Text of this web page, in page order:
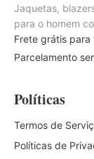
Jaquetas,
para o homem
Frete grátis para
Parcelamento
Políticas
Termos de
Políticas de